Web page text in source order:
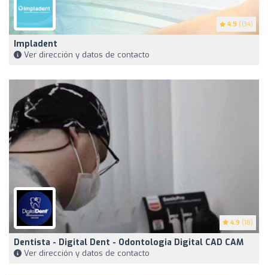
4.9 (134)
Impladent
Ver dirección y datos de contacto
4.9 (18)
Dentista - Digital Dent - Odontologia Digital CAD CAM
Ver dirección y datos de contacto